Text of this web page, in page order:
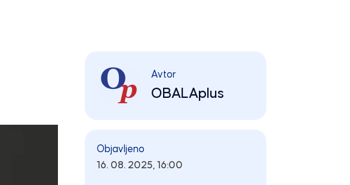
Avtor
OBALAplus
Objavljeno
16. 08. 2025, 16:00